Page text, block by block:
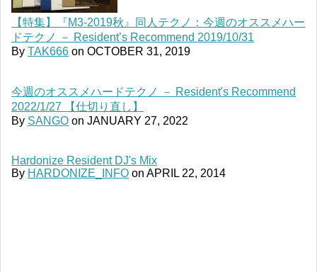
【特集】『M3-2019秋』同人テクノ：今週のオススメハー
ドテクノ － Resident’s Recommend 2019/10/31
By TAK666 on OCTOBER 31, 2019
今週のオススメハードテクノ － Resident's Recommend
2022/1/27 【仕切り直し】
By SANGO on JANUARY 27, 2022
Hardonize Resident DJ's Mix
By HARDONIZE_INFO on APRIL 22, 2014